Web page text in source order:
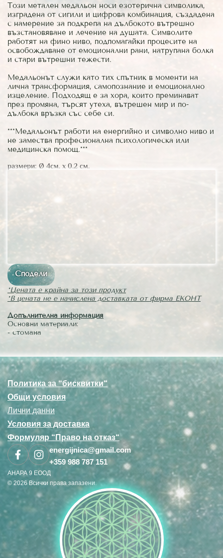
Този метален медальон носи езотерична символика,
изградена от сигили и цифрова комбинация, създадена
с намерение за подкрепа на дълбокото вътрешно
възстановяване и лечение на душата. Символите
работят на фино ниво, подпомагайки процесите на
освобождаване от емоционални рани, натрупана болка
и стари вътрешни тежести.
Медальонът служи като тих спътник в моменти на
лична трансформация, самопознание и емоционално
изцеление. Подходящ е за хора, които преминават
през промяна, търсят утеха, вътрешен мир и по-
дълбока връзка със себе си.
***Медальонът работи на енергийно и символно ниво и
не замества професионална психологическа или
медицинска помощ.***
размери: Ø 4см. х 0.2 см.
Сподели
*Цената е крайна за този продукт
*В цената не е начислена доставката от фирма ЕКОНТ
Допълнителна информация
Основни материали:
- стомана
Политика за “бисквитки“
Общи условия
Лични данни
Условия за доставка
Формуляр “Право на отказ“
energijnica@gmail.com
+359 988 787 151
АНАРА 9 ЕООД
© 2026 Всички права запазени.